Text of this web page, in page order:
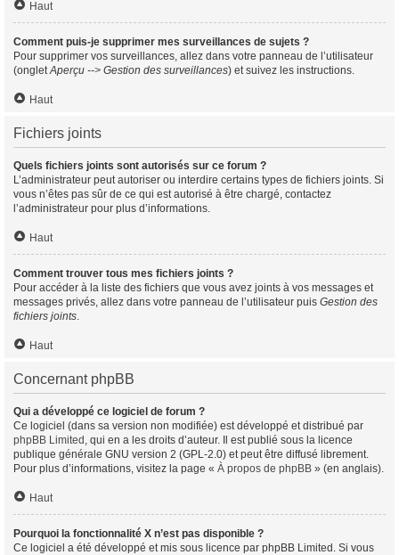
Haut
Comment puis-je supprimer mes surveillances de sujets ?
Pour supprimer vos surveillances, allez dans votre panneau de l’utilisateur
(ongletAperçu --> Gestion des surveillances) et suivez les instructions.
Haut
Fichiers joints
Quels fichiers joints sont autorisés sur ce forum ?
L’administrateur peut autoriser ou interdire certains types de fichiers joints. Si
vous n’êtes pas sûr de ce qui est autorisé à être chargé, contactez
l’administrateur pour plus d’informations.
Haut
Comment trouver tous mes fichiers joints ?
Pour accéder à la liste des fichiers que vous avez joints à vos messages et
messages privés, allez dans votre panneau de l’utilisateur puis Gestion des
fichiers joints.
Haut
Concernant phpBB
Qui a développé ce logiciel de forum ?
Ce logiciel (dans sa version non modifiée) est développé et distribué par
phpBB Limited , qui en a les droits d’auteur. Il est publié sous la licence
publique générale GNU version 2 (GPL-2.0) et peut être diffusé librement.
Pour plus d’informations, visitez la page « À propos de phpBB » (en anglais).
Haut
Pourquoi la fonctionnalité X n’est pas disponible ?
Ce logiciel a été développé et mis sous licence par phpBB Limited. Si vous